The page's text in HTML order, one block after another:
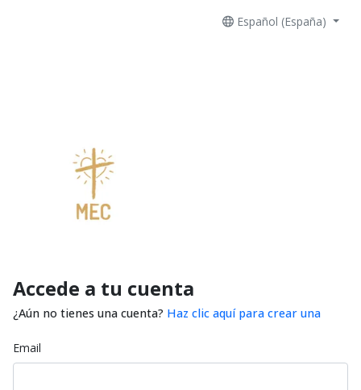
Español (España)
Accede a tu cuenta
¿Aún no tienes una cuenta? Haz clic aquí para crear una
Email